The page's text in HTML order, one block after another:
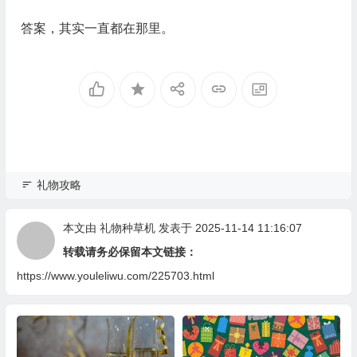
答案，其实一直都在那里。
礼物攻略
本文由 礼物种草机发表于 2025-11-14 11:16:07
转载请务必保留本文链接：
https://www.youleliwu.com/225703.html